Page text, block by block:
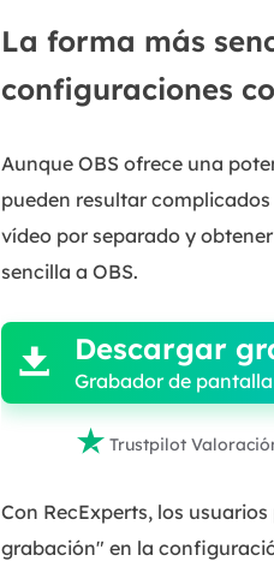
La forma más
configuraciones
Aunque OBS ofrece una
pueden resultar
vídeo por separado y
sencilla a OBS.

 Descargar
Grabador de pantalla
 Trustpilot
Con RecExperts, los
grabación" en la